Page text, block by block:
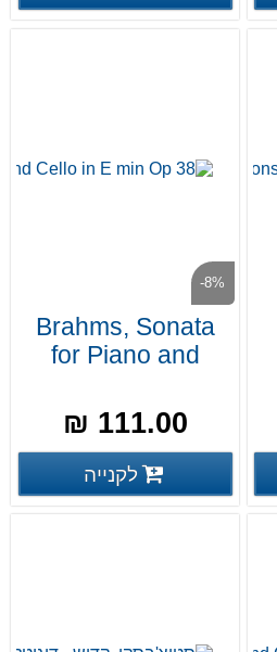
פרטים נוספים
-8%
Brahms, Sonata
for Piano and
38
111.00 ₪
פרטים נוספים
לקנייה